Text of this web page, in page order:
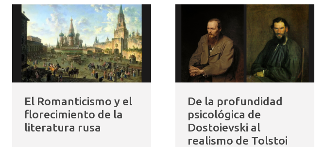
El Romanticismo y el
florecimiento de la
literatura rusa
De la profundidad
psicológica de
Dostoievski al
realismo de Tolstoi